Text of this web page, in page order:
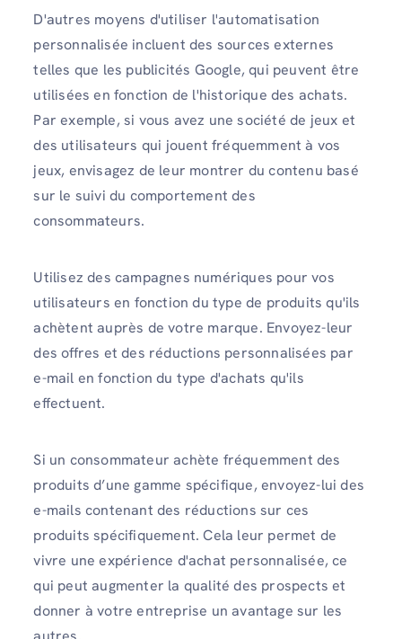
D'autres moyens d'utiliser l'automatisation
personnalisée incluent des sources externes
telles que les publicités Google, qui peuvent être
utilisées en fonction de l'historique des achats.
Par exemple, si vous avez une société de jeux et
des utilisateurs qui jouent fréquemment à vos
jeux, envisagez de leur montrer du contenu basé
sur le suivi du comportement des
consommateurs.
Utilisez des campagnes numériques pour vos
utilisateurs en fonction du type de produits qu'ils
achètent auprès de votre marque. Envoyez-leur
des offres et des réductions personnalisées par
e-mail en fonction du type d'achats qu'ils
effectuent.
Si un consommateur achète fréquemment des
produits d’une gamme spécifique, envoyez-lui des
e-mails contenant des réductions sur ces
produits spécifiquement. Cela leur permet de
vivre une expérience d'achat personnalisée, ce
qui peut augmenter la qualité des prospects et
donner à votre entreprise un avantage sur les